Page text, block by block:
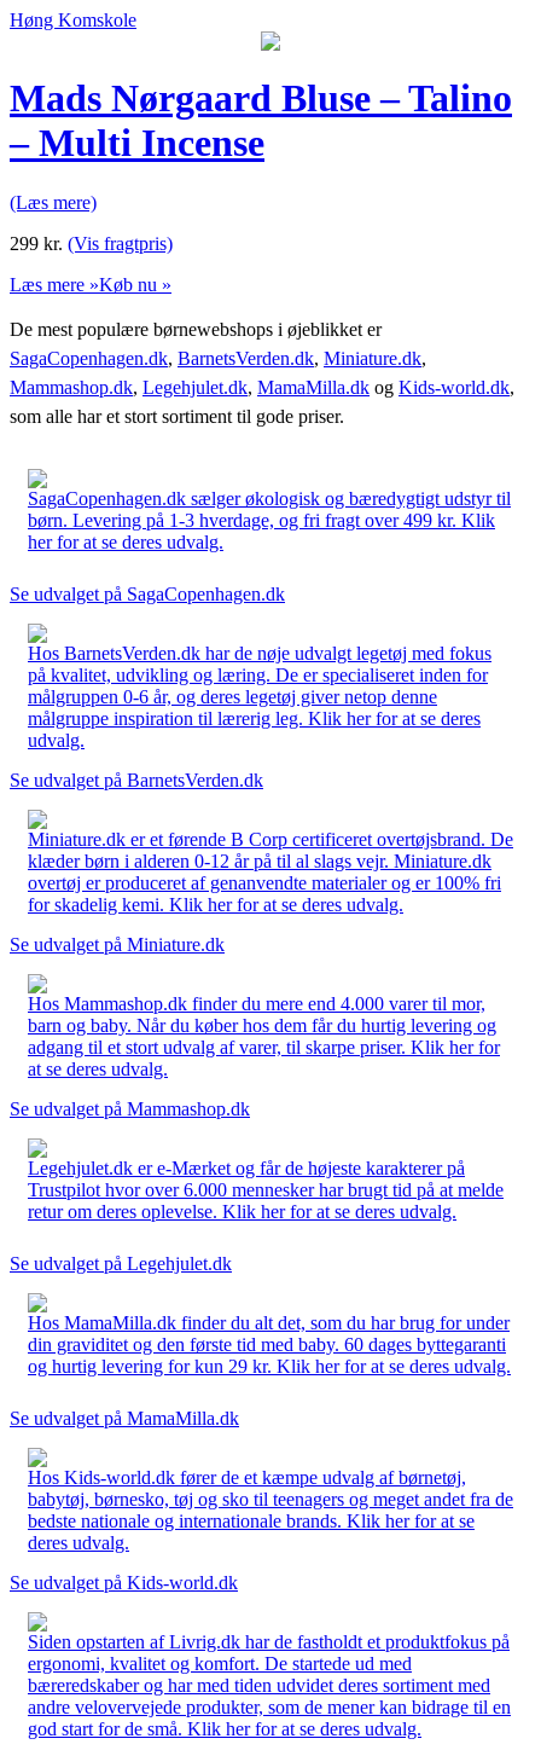
Høng Komskole
Mads Nørgaard Bluse – Talino
– Multi Incense
(Læs mere)
299 kr. (Vis fragtpris)
Læs mere »Køb nu »
De mest populære børnewebshops i øjeblikket er
SagaCopenhagen.dk, BarnetsVerden.dk, Miniature.dk,
Mammashop.dk, Legehjulet.dk, MamaMilla.dk og Kids-world.dk,
som alle har et stort sortiment til gode priser.
SagaCopenhagen.dk sælger økologisk og bæredygtigt udstyr til
børn. Levering på 1-3 hverdage, og fri fragt over 499 kr. Klik
her for at se deres udvalg.
Se udvalget på SagaCopenhagen.dk
Hos BarnetsVerden.dk har de nøje udvalgt legetøj med fokus
på kvalitet, udvikling og læring. De er specialiseret inden for
målgruppen 0-6 år, og deres legetøj giver netop denne
målgruppe inspiration til lærerig leg. Klik her for at se deres
udvalg.
Se udvalget på BarnetsVerden.dk
Miniature.dk er et førende B Corp certificeret overtøjsbrand. De
klæder børn i alderen 0-12 år på til al slags vejr. Miniature.dk
overtøj er produceret af genanvendte materialer og er 100% fri
for skadelig kemi. Klik her for at se deres udvalg.
Se udvalget på Miniature.dk
Hos Mammashop.dk finder du mere end 4.000 varer til mor,
barn og baby. Når du køber hos dem får du hurtig levering og
adgang til et stort udvalg af varer, til skarpe priser. Klik her for
at se deres udvalg.
Se udvalget på Mammashop.dk
Legehjulet.dk er e-Mærket og får de højeste karakterer på
Trustpilot hvor over 6.000 mennesker har brugt tid på at melde
retur om deres oplevelse. Klik her for at se deres udvalg.
Se udvalget på Legehjulet.dk
Hos MamaMilla.dk finder du alt det, som du har brug for under
din graviditet og den første tid med baby. 60 dages byttegaranti
og hurtig levering for kun 29 kr. Klik her for at se deres udvalg.
Se udvalget på MamaMilla.dk
Hos Kids-world.dk fører de et kæmpe udvalg af børnetøj,
babytøj, børnesko, tøj og sko til teenagers og meget andet fra de
bedste nationale og internationale brands. Klik her for at se
deres udvalg.
Se udvalget på Kids-world.dk
Siden opstarten af Livrig.dk har de fastholdt et produktfokus på
ergonomi, kvalitet og komfort. De startede ud med
bæreredskaber og har med tiden udvidet deres sortiment med
andre velovervejede produkter, som de mener kan bidrage til en
god start for de små. Klik her for at se deres udvalg.